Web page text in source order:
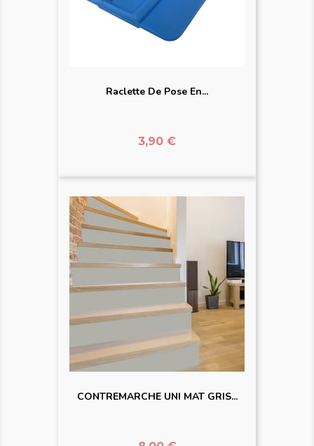
Raclette De Pose En...
Prix
3,90 €
CONTREMARCHE UNI MAT GRIS...